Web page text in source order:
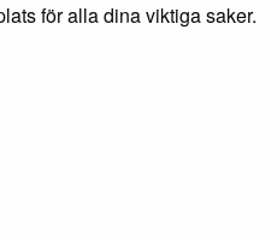
för alla dina viktiga saker.